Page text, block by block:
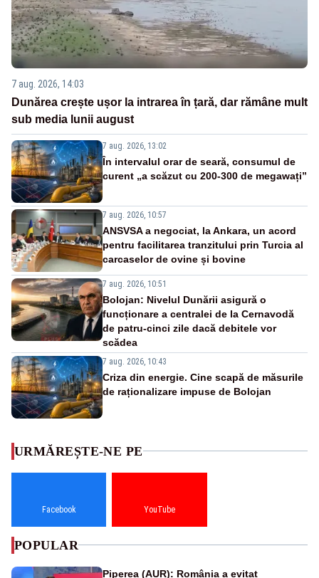
7 aug. 2026, 14:03
Dunărea crește ușor la intrarea în țară, dar rămâne mult
sub media lunii august
7 aug. 2026, 13:02
În intervalul orar de seară, consumul de
curent „a scăzut cu 200-300 de megawați”
7 aug. 2026, 10:57
ANSVSA a negociat, la Ankara, un acord
pentru facilitarea tranzitului prin Turcia al
carcaselor de ovine și bovine
7 aug. 2026, 10:51
Bolojan: Nivelul Dunării asigură o
funcționare a centralei de la Cernavodă
de patru-cinci zile dacă debitele vor
scădea
7 aug. 2026, 10:43
Criza din energie. Cine scapă de măsurile
de raționalizare impuse de Bolojan
URMĂREȘTE-NE PE
Facebook YouTube
POPULAR
Piperea (AUR): România a evitat